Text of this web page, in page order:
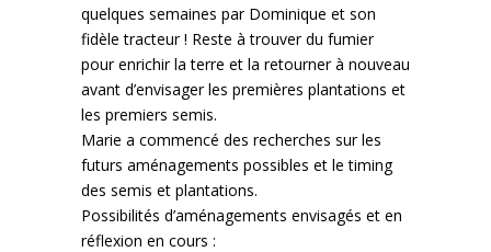
quelques semaines par Dominique et son
fidèle tracteur ! Reste à trouver du fumier
pour enrichir la terre et la retourner à nouveau
avant d’envisager les premières plantations et
les premiers semis.
Marie a commencé des recherches sur les
futurs aménagements possibles et le timing
des semis et plantations.
Possibilités d’aménagements envisagés et en
réflexion en cours :